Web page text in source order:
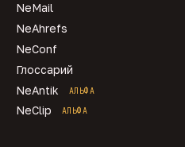
NeMail
NeAhrefs
NeConf
Глоссарий
NeAntik
АЛЬФА
NeClip АЛЬФА